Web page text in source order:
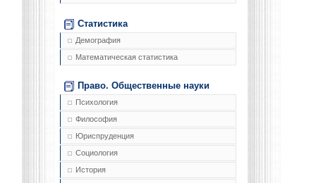
Статистика
Демография
Математическая статистика
Право. Общественные науки
Психология
Философия
Юриспруденция
Социология
История